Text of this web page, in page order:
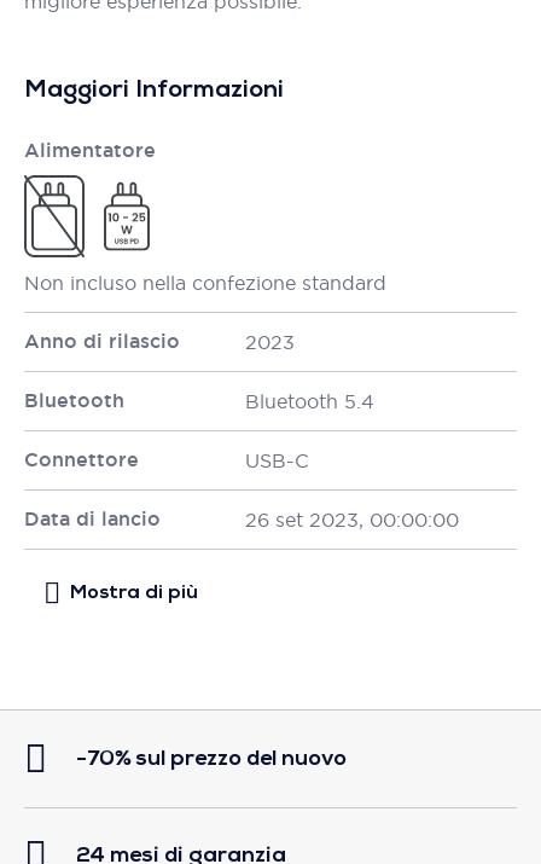
Maggiori Informazioni
Alimentatore
Non incluso nella confezione standard
Anno di rilascio 2023
Bluetooth Bluetooth 5.4
Connettore USB-C
Data di lancio 26 set 2023, 00:00:00
-70% sul prezzo del nuovo
24 mesi di garanzia